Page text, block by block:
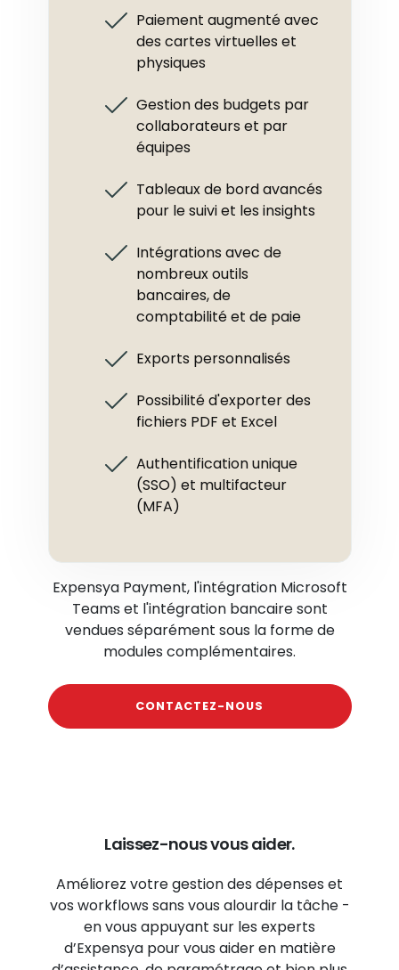
Paiement augmenté avec
des cartes virtuelles et
physiques
Gestion des budgets par
collaborateurs et par
équipes
Tableaux de bord avancés
pour le suivi et les insights
Intégrations avec de
nombreux outils
bancaires, de
comptabilité et de paie
Exports personnalisés
Possibilité d'exporter des
fichiers PDF et Excel
Authentification unique
(SSO) et multifacteur
(MFA)
Expensya Payment, l'intégration Microsoft
Teams et l'intégration bancaire sont
vendues séparément sous la forme de
modules complémentaires.
CONTACTEZ-NOUS
Laissez-nous vous aider.
Améliorez votre gestion des dépenses et
vos workflows sans vous alourdir la tâche -
en vous appuyant sur les experts
d’Expensya pour vous aider en matière